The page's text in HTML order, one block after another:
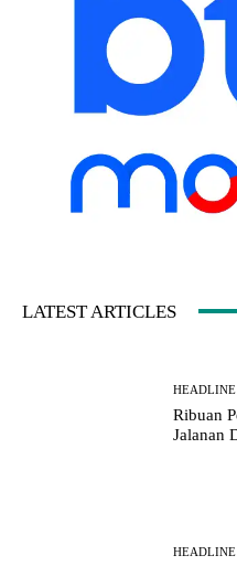
LATEST ARTICLES
HEADLINE
Ribuan
Jalanan
HEADLINE